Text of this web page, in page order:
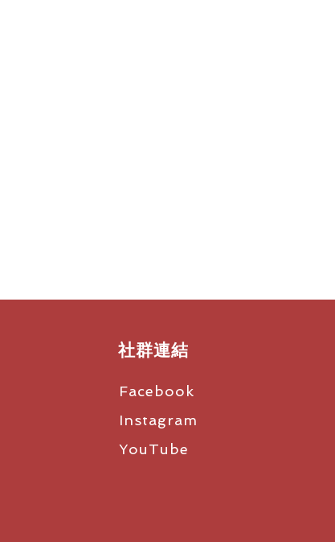
社群連結
Facebook
Instagram
YouTube